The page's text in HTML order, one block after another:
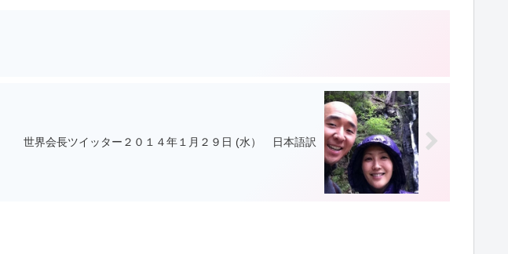
世界会長ツイッター２０１４年１月２９日 (水） 日本語訳